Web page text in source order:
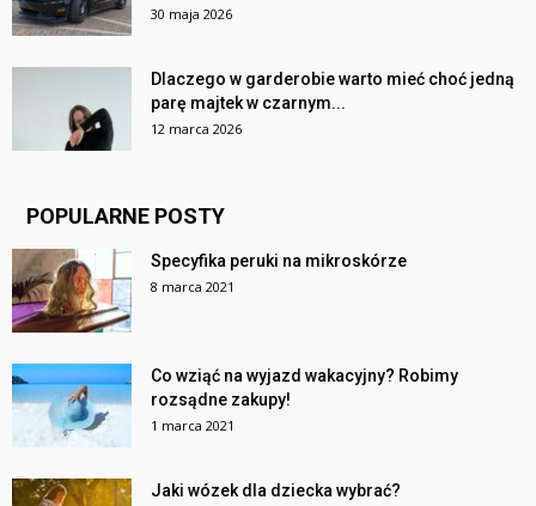
30 maja 2026
Dlaczego w garderobie warto mieć choć jedną
parę majtek w czarnym...
12 marca 2026
POPULARNE POSTY
Specyfika peruki na mikroskórze
8 marca 2021
Co wziąć na wyjazd wakacyjny? Robimy
rozsądne zakupy!
1 marca 2021
Jaki wózek dla dziecka wybrać?